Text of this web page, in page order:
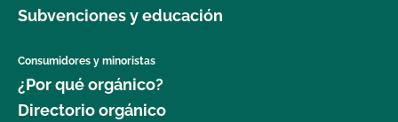
Subvenciones y educación
Consumidores y minoristas
¿Por qué orgánico?
Directorio orgánico